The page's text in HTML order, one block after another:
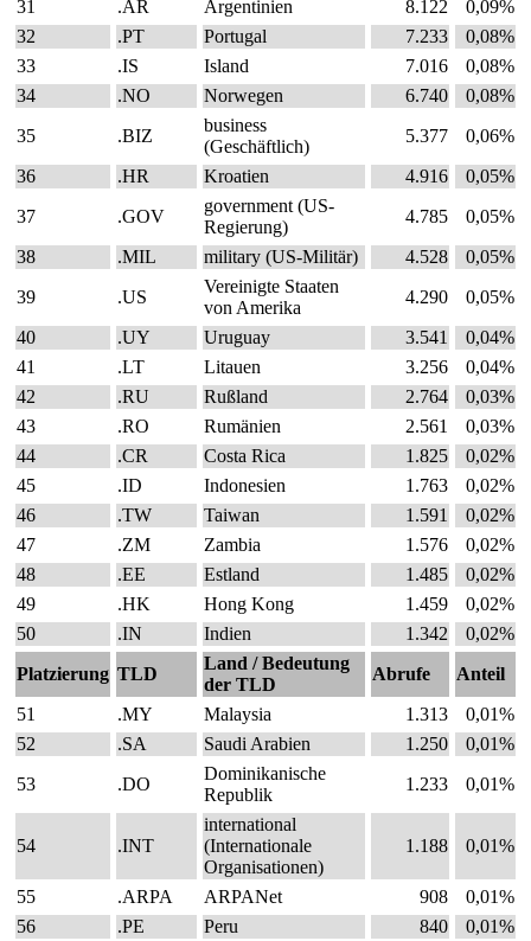
31
.AR Argentinien 8.122
0,09%
32
.PT Portugal 7.233
0,08%
33
.IS Island 7.016
0,08%
34
.NO Norwegen 6.740
0,08%
35
.BIZ
business
(Geschäftlich)
5.377
0,06%
36
.HR Kroatien 4.916
0,05%
37
.GOV
government (US-
Regierung)
4.785
0,05%
38
.MIL military (US-Militär) 4.528
0,05%
39
.US
Vereinigte Staaten
von Amerika
4.290
0,05%
40
.UY Uruguay 3.541
0,04%
41
.LT Litauen 3.256
0,04%
42
.RU Rußland 2.764
0,03%
43
.RO Rumänien 2.561
0,03%
44
.CR Costa Rica 1.825
0,02%
45
.ID Indonesien 1.763
0,02%
46
.TW Taiwan 1.591
0,02%
47
.ZM Zambia 1.576
0,02%
48
.EE Estland 1.485
0,02%
49
.HK Hong Kong 1.459
0,02%
50
.IN Indien 1.342
0,02%
Platzierung TLD
Land / Bedeutung
der TLD
Abrufe
Anteil
51
.MY Malaysia 1.313
0,01%
52
.SA Saudi Arabien 1.250
0,01%
53
.DO
Dominikanische
Republik
1.233 0,01%
54 .INT
international
(Internationale
Organisationen)
1.188 0,01%
55 .ARPA ARPANet 908
0,01%
56
.PE Peru 840
0,01%